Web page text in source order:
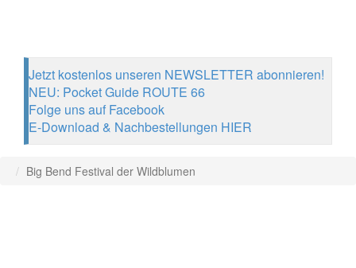
Jetzt kostenlos unseren NEWSLETTER abonnieren!
NEU: Pocket Guide ROUTE 66
Folge uns auf Facebook
E-Download & Nachbestellungen HIER
Big Bend Festival der Wildblumen